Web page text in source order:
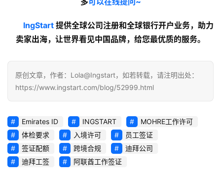
lngStart 提供全球公司注册和全球银行开户业务，助力
卖家出海，让世界看见中国品牌，给您最优质的服务。
原创文章，作者：Lola@Ingstart，如若转载，请注明出处：
https://www.ingstart.com/blog/52999.html
Emirates ID INGSTART
MOHRE工作许可
体检要求
入境许可
员工签证
签证配额
跨境合规
迪拜公司
迪拜工签
阿联酋工作签证